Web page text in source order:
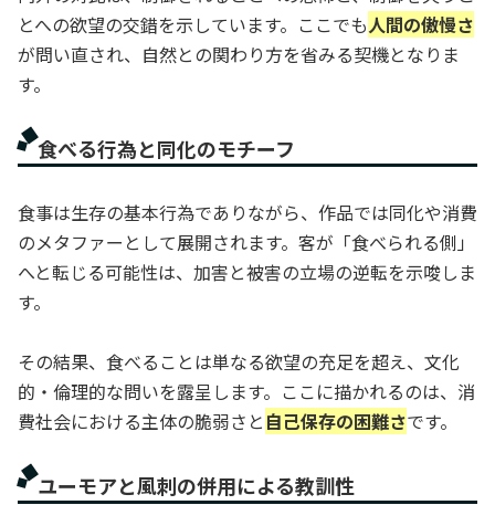
とへの欲望の交錯を示しています。ここでも人間の傲慢さ
が問い直され、自然との関わり方を省みる契機となりま
す。
食べる行為と同化のモチーフ
食事は生存の基本行為でありながら、作品では同化や消費
のメタファーとして展開されます。客が「食べられる側」
へと転じる可能性は、加害と被害の立場の逆転を示唆しま
す。
その結果、食べることは単なる欲望の充足を超え、文化
的・倫理的な問いを露呈します。ここに描かれるのは、消
費社会における主体の脆弱さと 自己保存の困難さです。
ユーモアと風刺の併用による教訓性